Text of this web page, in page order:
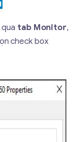
tab Monitor,
check box